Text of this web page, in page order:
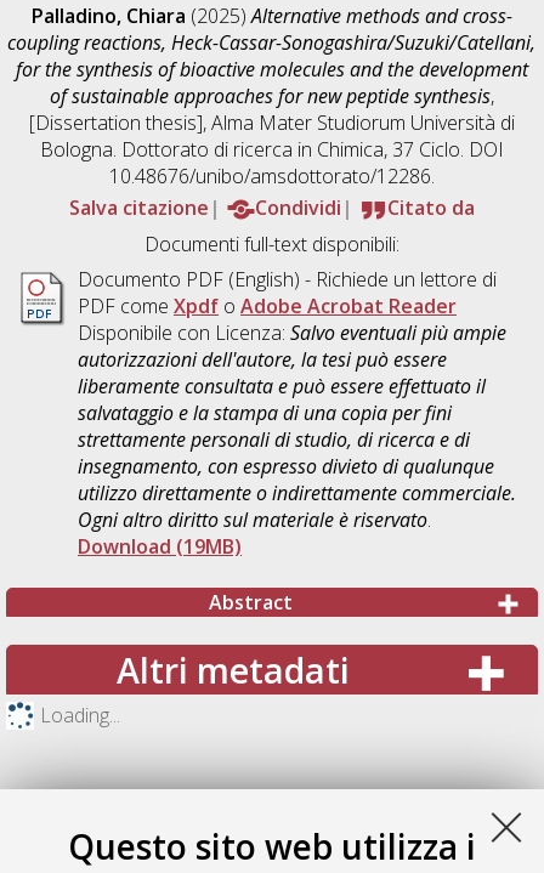
Questo sito web utilizza i
Palladino, Chiara (2025)Alternative methods and cross-
coupling reactions, Heck-Cassar-Sonogashira/Suzuki/Catellani,
for the synthesis of bioactive molecules and the development
of sustainable approaches for new peptide synthesis,
[Dissertation thesis], Alma Mater Studiorum Università di
Bologna. Dottorato di ricerca in Chimica, 37 Ciclo. DOI
10.48676/unibo/amsdottorato/12286.
Salva citazione
Condividi
Citato da
Documenti full-text disponibili:
Documento PDF(English) - Richiede un lettore di
PDF come Xpdfo Adobe Acrobat Reader
Disponibile con Licenza: Salvo eventuali più ampie
autorizzazioni dell'autore, la tesi può essere
liberamente consultata e può essere effettuato il
salvataggio e la stampa di una copia per fini
strettamente personali di studio, di ricerca e di
insegnamento, con espresso divieto di qualunque
utilizzo direttamente o indirettamente commerciale.
Ogni altro diritto sul materiale è riservato.
Download (19MB)
Abstract
Altri metadati
Loading...